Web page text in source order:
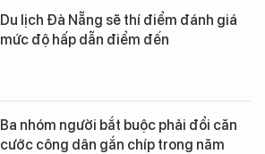
Du lịch Đà Nẵng sẽ thí điểm đánh giá
mức độ hấp dẫn điểm đến
Ba nhóm người bắt buộc phải đổi căn
cước công dân gắn chíp trong năm